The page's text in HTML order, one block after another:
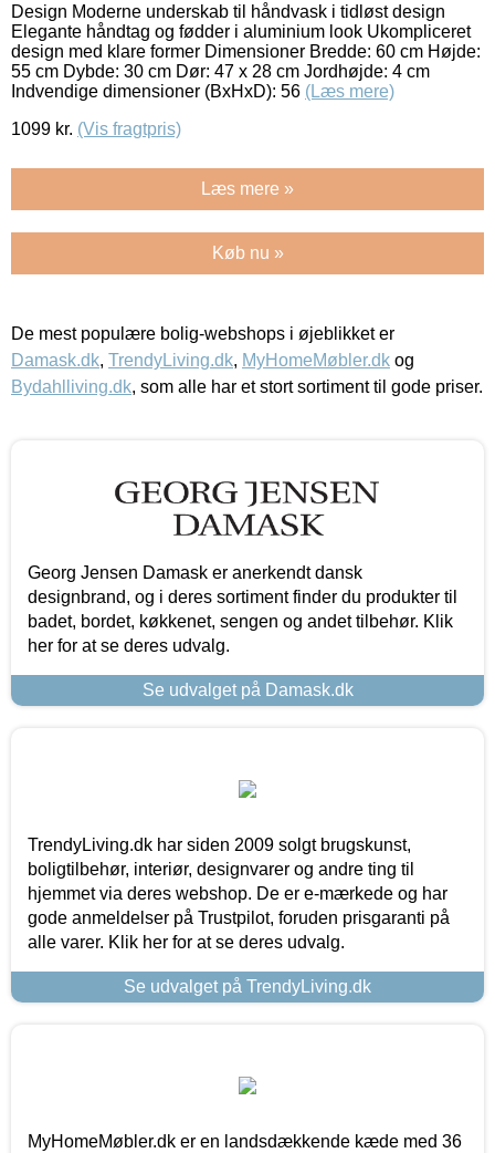
Design Moderne underskab til håndvask i tidløst design
Elegante håndtag og fødder i aluminium look Ukompliceret
design med klare former Dimensioner Bredde: 60 cm Højde:
55 cm Dybde: 30 cm Dør: 47 x 28 cm Jordhøjde: 4 cm
Indvendige dimensioner (BxHxD): 56 (Læs mere)
1099 kr. (Vis fragtpris)
Læs mere »
Køb nu »
De mest populære bolig-webshops i øjeblikket er
Damask.dk, TrendyLiving.dk, MyHomeMøbler.dk og
Bydahlliving.dk, som alle har et stort sortiment til gode priser.
Georg Jensen Damask er anerkendt dansk
designbrand, og i deres sortiment finder du produkter til
badet, bordet, køkkenet, sengen og andet tilbehør. Klik
her for at se deres udvalg.
Se udvalget på Damask.dk
TrendyLiving.dk har siden 2009 solgt brugskunst,
boligtilbehør, interiør, designvarer og andre ting til
hjemmet via deres webshop. De er e-mærkede og har
gode anmeldelser på Trustpilot, foruden prisgaranti på
alle varer. Klik her for at se deres udvalg.
Se udvalget på TrendyLiving.dk
MyHomeMøbler.dk er en landsdækkende kæde med 36